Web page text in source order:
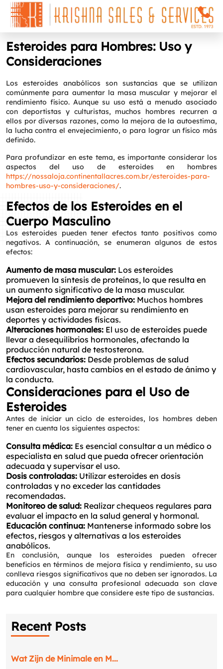
Esteroides para Hombres: Uso y
Consideraciones
Los esteroides anabólicos son sustancias que se utilizan
comúnmente para aumentar la masa muscular y mejorar el
rendimiento físico. Aunque su uso está a menudo asociado
con deportistas y culturistas, muchos hombres recurren a
ellos por diversas razones, como la mejora de la autoestima,
la lucha contra el envejecimiento, o para lograr un físico más
definido.
Para profundizar en este tema, es importante considerar los
aspectos del uso de esteroides en hombres
https://nossaloja.continentallacres.com.br/esteroides-para-
hombres-uso-y-consideraciones/.
Efectos de los Esteroides en el
Cuerpo Masculino
Los esteroides pueden tener efectos tanto positivos como
negativos. A continuación, se enumeran algunos de estos
efectos:
Aumento de masa muscular: Los esteroides
promueven la síntesis de proteínas, lo que resulta en
un aumento significativo de la masa muscular.
Mejora del rendimiento deportivo: Muchos hombres
usan esteroides para mejorar su rendimiento en
deportes y actividades físicas.
Alteraciones hormonales: El uso de esteroides puede
llevar a desequilibrios hormonales, afectando la
producción natural de testosterona.
Efectos secundarios: Desde problemas de salud
cardiovascular, hasta cambios en el estado de ánimo y
la conducta.
Consideraciones para el Uso de
Esteroides
Antes de iniciar un ciclo de esteroides, los hombres deben
tener en cuenta los siguientes aspectos:
Consulta médica: Es esencial consultar a un médico o
especialista en salud que pueda ofrecer orientación
adecuada y supervisar el uso.
Dosis controladas: Utilizar esteroides en dosis
controladas y no exceder las cantidades
recomendadas.
Monitoreo de salud: Realizar chequeos regulares para
evaluar el impacto en la salud general y hormonal.
Educación continua: Mantenerse informado sobre los
efectos, riesgos y alternativas a los esteroides
anabólicos.
En conclusión, aunque los esteroides pueden ofrecer
beneficios en términos de mejora física y rendimiento, su uso
conlleva riesgos significativos que no deben ser ignorados. La
educación y una consulta profesional adecuada son clave
para cualquier hombre que considere este tipo de sustancias.
Recent Posts
Wat Zijn de Minimale en M...